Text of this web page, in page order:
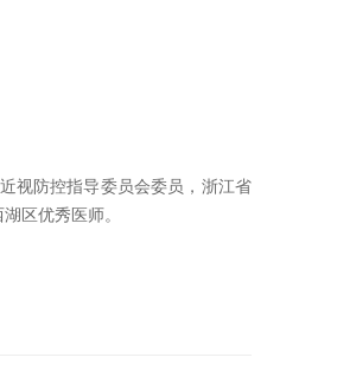
视防控指导委员会委员，浙江省
区优秀医师。